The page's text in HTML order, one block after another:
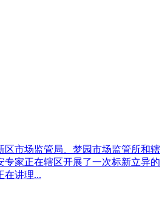
区市场监管局、梦园市场监管所和辖
专家正在辖区开展了一次标新立异的
在讲理...